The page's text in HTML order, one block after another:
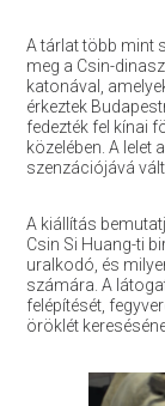
A tárlat több mint
meg a Csin-
katonával,
érkeztek
fedezték fel kínai
közelében. A lelet
szenzációjává vált.
A kiállítás
Csin Si Huang-ti
uralkodó, és
számára. A
felépítését,
öröklét